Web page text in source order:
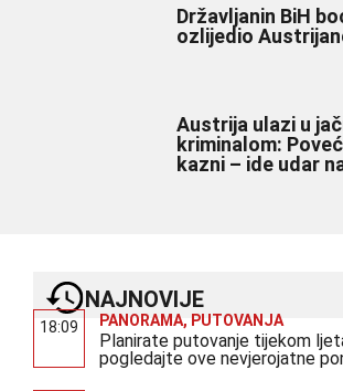
Državljanin BiH
ozlijedio
Austrija ulazi u
kriminalom:
kazni – ide udar
NAJNOVIJE
18:09 PANORAMA, PUTOVANJA
Planirate putovanje tijekom
pogledajte ove nevjerojatne